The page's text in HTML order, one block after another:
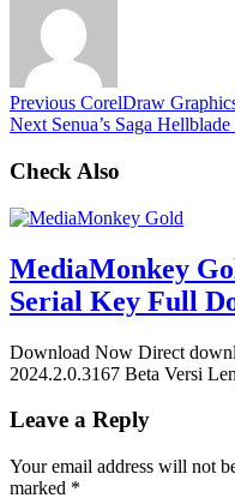
Previous CorelDraw
Next Senua’s Saga
Check Also
MediaMonkey
Serial Key Full
Download Now Direct
2024.2.0.3167 Beta Versi
Leave a Reply
Your email address will not
marked *